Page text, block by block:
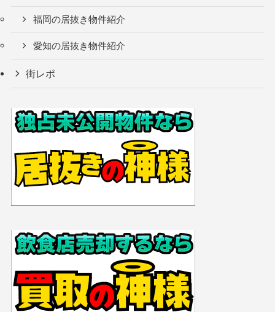
福岡の居抜き物件紹介
愛知の居抜き物件紹介
街レポ